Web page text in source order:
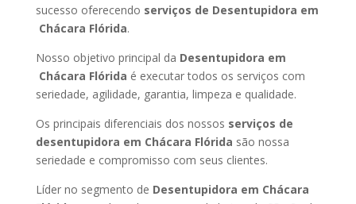
sucesso oferecendo serviços de Desentupidora em
Chácara Flórida.
Nosso objetivo principal da Desentupidora em
Chácara Flórida é executar todos os serviços com
seriedade, agilidade, garantia, limpeza e qualidade.
Os principais diferenciais dos nossos serviços de
desentupidora em Chácara Flórida são nossa
seriedade e compromisso com seus clientes.
Líder no segmento de Desentupidora em Chácara